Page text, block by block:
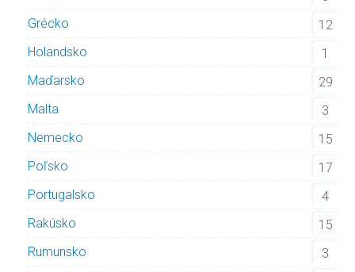
Grécko
12
Holandsko
1
Maďarsko
29
Malta
3
Nemecko
15
Poľsko
17
Portugalsko
4
Rakúsko
15
Rumunsko
3